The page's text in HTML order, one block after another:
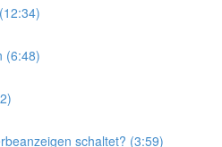
(6:48)
schaltet? (3:59)